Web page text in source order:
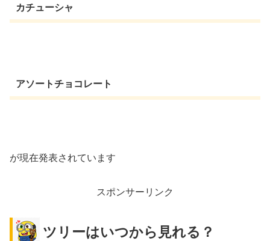
カチューシャ
アソートチョコレート
が現在発表されています
スポンサーリンク
ツリーはいつから見れる？